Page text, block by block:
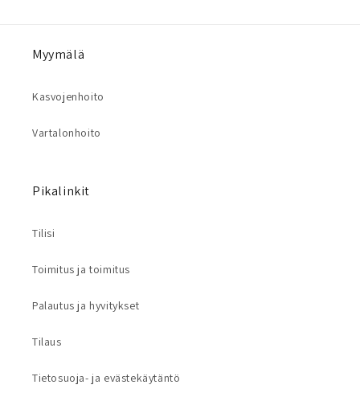
Myymälä
Kasvojenhoito
Vartalonhoito
Pikalinkit
Tilisi
Toimitus ja toimitus
Palautus ja hyvitykset
Tilaus
Tietosuoja- ja evästekäytäntö